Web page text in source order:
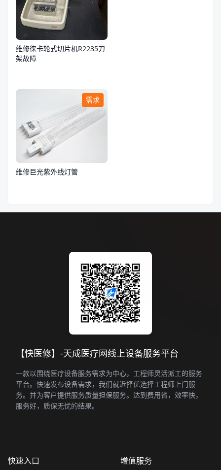
维修徕卡轮式切片机R2235刀
架故障
需求
维修巨光紫外线灯管
【快医修】-天成医疗网线上设备服务平台
一款以围绕医疗设备服务需求为中心，工程师灵活派工的服务
平台。快速发布设备需求，我们就近择优选择工程师上门服
务。并为客户提供服务质量担保服务。达到费用省，效率快，
服务好，质保无忧的结果。
快速入口 增值服务